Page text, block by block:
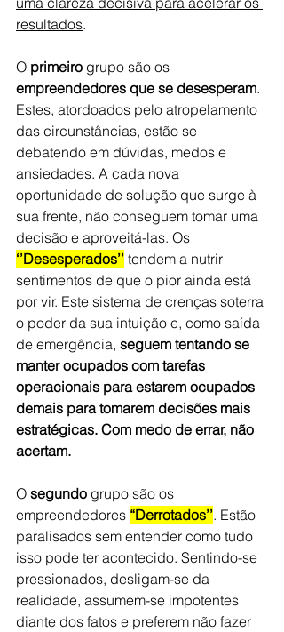
resultados.
O primeiro grupo são os
empreendedores que se desesperam.
Estes, atordoados pelo atropelamento
das circunstâncias, estão se
debatendo em dúvidas, medos e
ansiedades. A cada nova
oportunidade de solução que surge à
sua frente, não conseguem tomar uma
decisão e aproveitá-las. Os
‘’Desesperados’’ tendem a nutrir
sentimentos de que o pior ainda está
por vir. Este sistema de crenças soterra
o poder da sua intuição e, como saída
de emergência, seguem tentando se
manter ocupados com tarefas
operacionais para estarem ocupados
demais para tomarem decisões mais
estratégicas. Com medo de errar, não
acertam.
O segundo grupo são os
empreendedores “Derrotados’’. Estão
paralisados sem entender como tudo
isso pode ter acontecido. Sentindo-se
pressionados, desligam-se da
realidade, assumem-se impotentes
diante dos fatos e preferem não fazer